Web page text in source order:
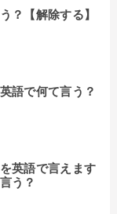
？【解除する】
語で何て言う？
英語で言えます
う？